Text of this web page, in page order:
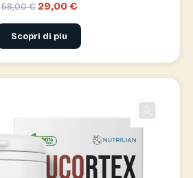
58,00 €29,00 €
Scopri di piu